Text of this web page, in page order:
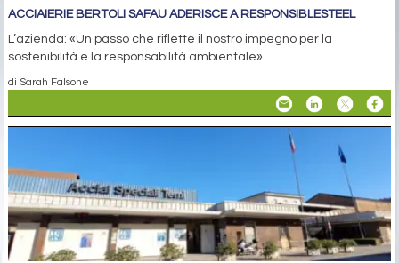
ACCIAIERIE BERTOLI SAFAU ADERISCE A RESPONSIBLESTEEL
L’azienda: «Un passo che riflette il nostro impegno per la
sostenibilità e la responsabilità ambientale»
di Sarah Falsone